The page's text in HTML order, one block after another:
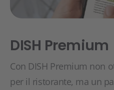
DISH Premium
Con DISH Premium non
per il ristorante, ma un